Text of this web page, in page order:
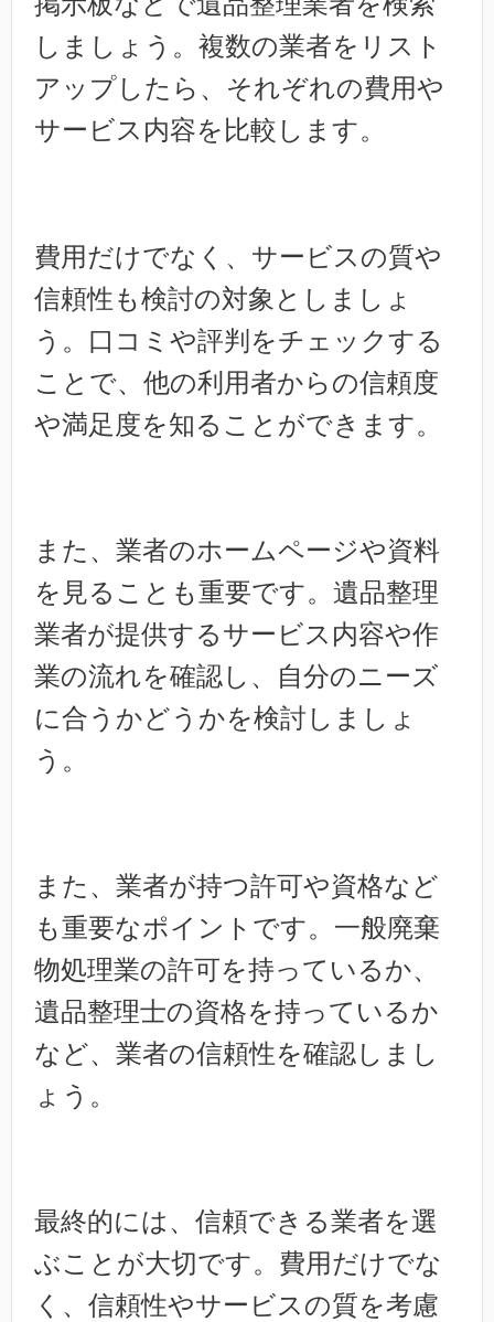
しましょう。複数の業者をリスト
アップしたら、それぞれの費用や
サービス内容を比較します。
費用だけでなく、サービスの質や
信頼性も検討の対象としましょ
う。口コミや評判をチェックする
ことで、他の利用者からの信頼度
や満足度を知ることができます。
また、業者のホームページや資料
を見ることも重要です。遺品整理
業者が提供するサービス内容や作
業の流れを確認し、自分のニーズ
に合うかどうかを検討しましょ
う。
また、業者が持つ許可や資格など
も重要なポイントです。一般廃棄
物処理業の許可を持っているか、
遺品整理士の資格を持っているか
など、業者の信頼性を確認しまし
ょう。
最終的には、信頼できる業者を選
ぶことが大切です。費用だけでな
く、信頼性やサービスの質を考慮